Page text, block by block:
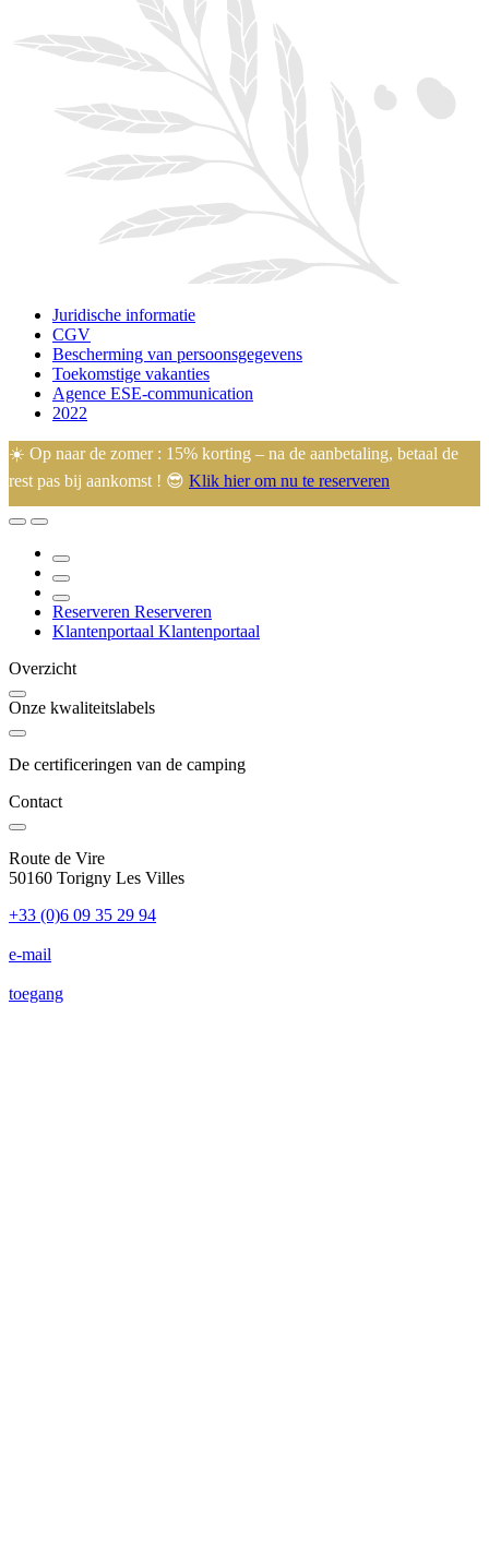
Juridische informatie
CGV
Bescherming van persoonsgegevens
Toekomstige vakanties
Agence ESE-communication
2022
☀️ Op naar de zomer : 15% korting – na de aanbetaling, betaal de
rest pas bij aankomst ! 😎 Klik hier om nu te reserveren
🙂 Eugénie en Arnaud heten u welkom op hun familiecamping in
meeste toeristische bezienswaardigheden.
Reserveren Reserveren
Klantenportaal Klantenportaal
Overzicht
Onze kwaliteitslabels
De certificeringen van de camping
Contact
Route de Vire
50160 Torigny Les Villes
+33 (0)6 09 35 29 94
e-mail
toegang